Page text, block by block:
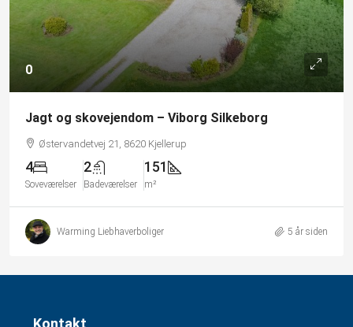
0
Jagt og skovejendom – Viborg Silkeborg
Østervandetvej 21, 8620 Kjellerup
4
Soveværelser
2
Badeværelser
151
m²
Warming Liebhaverboliger 5 år siden
Kontakt